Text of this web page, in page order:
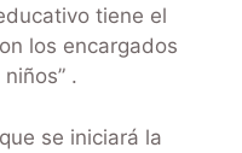
tiene el
los encargados
.
se iniciará la